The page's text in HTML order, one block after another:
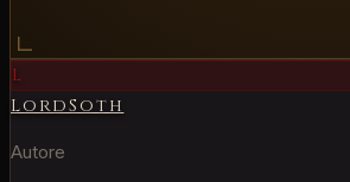
L
LordSoth
Autore